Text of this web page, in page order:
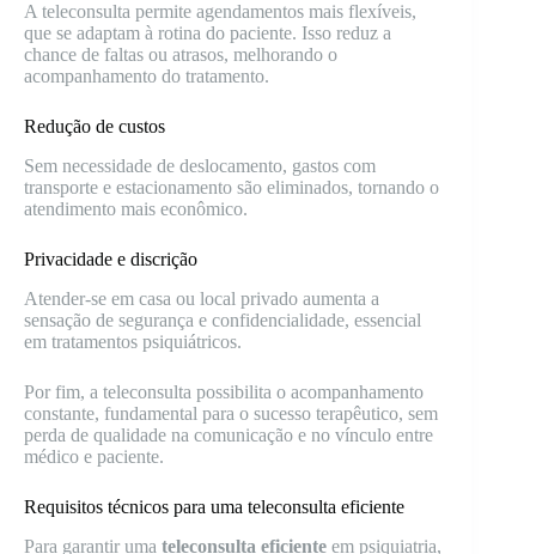
A teleconsulta permite agendamentos mais flexíveis,
que se adaptam à rotina do paciente. Isso reduz a
chance de faltas ou atrasos, melhorando o
acompanhamento do tratamento.
Redução de custos
Sem necessidade de deslocamento, gastos com
transporte e estacionamento são eliminados, tornando o
atendimento mais econômico.
Privacidade e discrição
Atender-se em casa ou local privado aumenta a
sensação de segurança e confidencialidade, essencial
em tratamentos psiquiátricos.
Por fim, a teleconsulta possibilita o acompanhamento
constante, fundamental para o sucesso terapêutico, sem
perda de qualidade na comunicação e no vínculo entre
médico e paciente.
Requisitos técnicos para uma teleconsulta eficiente
Para garantir uma teleconsulta eficiente em psiquiatria,